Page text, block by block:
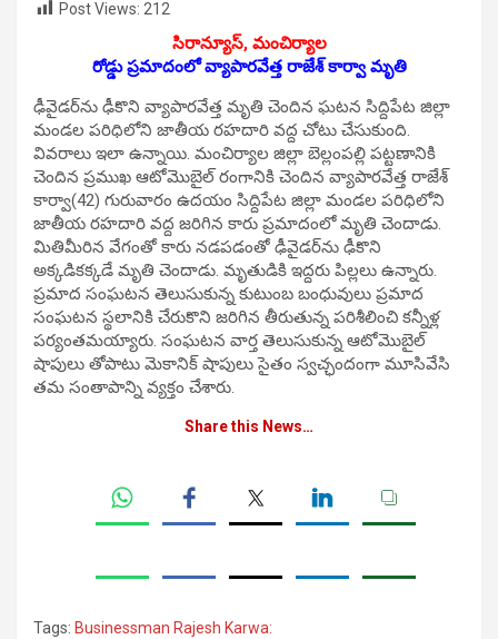
Post Views: 212
సిరాన్యూస్, మంచిర్యాల‌
రోడ్డు ప్రమాదంలో వ్యాపారవేత్త రాజేశ్ కార్వా మృతి
ఢీవైడర్‌ను ఢీకొని వ్యాపారవేత్త మృతి చెందిన ఘ‌ట‌న సిద్దిపేట జిల్లా
మండల పరిధిలోని జాతీయ రహదారి వద్ద చోటు చేసుకుంది.
వివ‌రాలు ఇలా ఉన్నాయి. మంచిర్యాల జిల్లా బెల్లంపల్లి పట్టణానికి
చెందిన ప్రముఖ ఆటోమొబైల్ రంగానికి చెందిన వ్యాపారవేత్త రాజేశ్
కార్వా(42) గురువారం ఉదయం సిద్దిపేట జిల్లా మండల పరిధిలోని
జాతీయ రహదారి వద్ద జరిగిన కారు ప్రమాదంలో మృతి చెందాడు.
మితిమీరిన వేగంతో కారు నడపడంతో ఢీవైడర్‌ను ఢీకొని
అక్కడికక్కడే మృతి చెందాడు. మృతుడికి ఇద్దరు పిల్లలు ఉన్నారు.
ప్రమాద సంఘటన తెలుసుకున్న కుటుంబ బంధువులు ప్రమాద
సంఘటన స్థలానికి చేరుకొని జరిగిన తీరుతున్న పరిశీలించి కన్నీళ్ల
పర్యంతమయ్యారు. సంఘటన వార్త తెలుసుకున్న ఆటోమొబైల్
షాపులు తోపాటు మెకానిక్ షాపులు సైతం స్వచ్ఛందంగా మూసివేసి
తమ సంతాపాన్ని వ్యక్తం చేశారు.
Share this News…
Tags: Businessman Rajesh Karwa: